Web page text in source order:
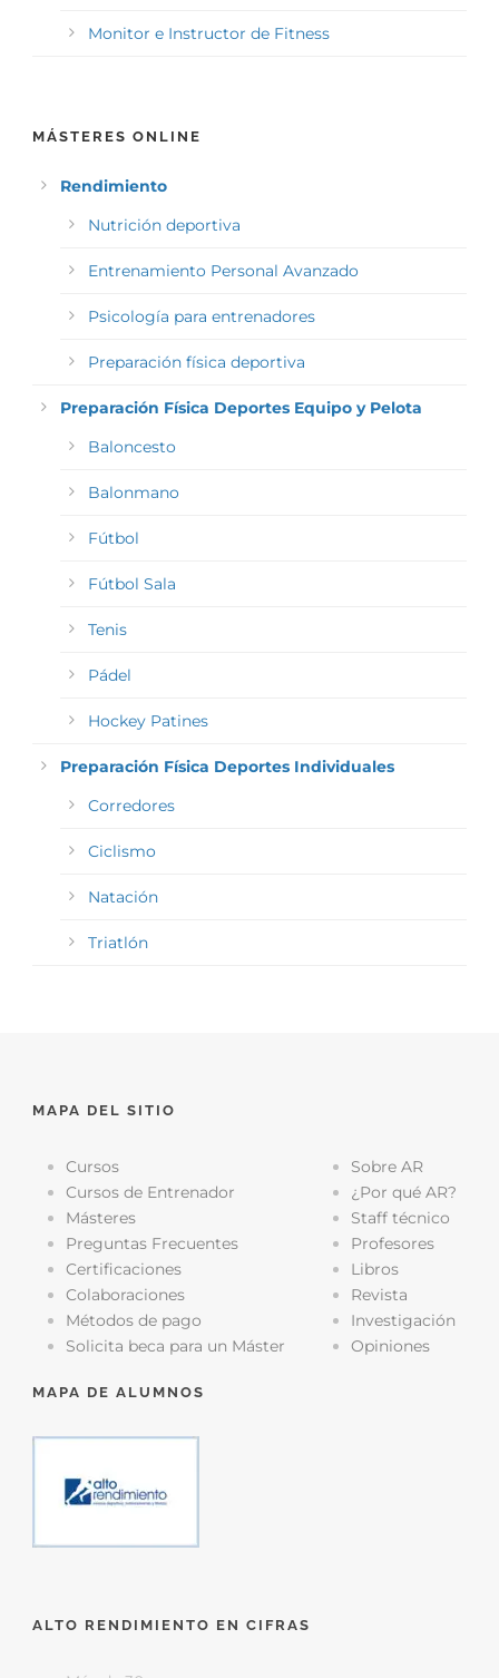
Monitor e Instructor de Fitness
MÁSTERES ONLINE
Rendimiento
Nutrición deportiva
Entrenamiento Personal Avanzado
Psicología para entrenadores
Preparación física deportiva
Preparación Física Deportes Equipo y Pelota
Baloncesto
Balonmano
Fútbol
Fútbol Sala
Tenis
Pádel
Hockey Patines
Preparación Física Deportes Individuales
Corredores
Ciclismo
Natación
Triatlón
MAPA DEL SITIO
Cursos
Cursos de Entrenador
Másteres
Preguntas Frecuentes
Certificaciones
Colaboraciones
Métodos de pago
Solicita beca para un Máster
Sobre AR
¿Por qué AR?
Staff técnico
Profesores
Libros
Revista
Investigación
Opiniones
MAPA DE ALUMNOS
ALTO RENDIMIENTO EN CIFRAS